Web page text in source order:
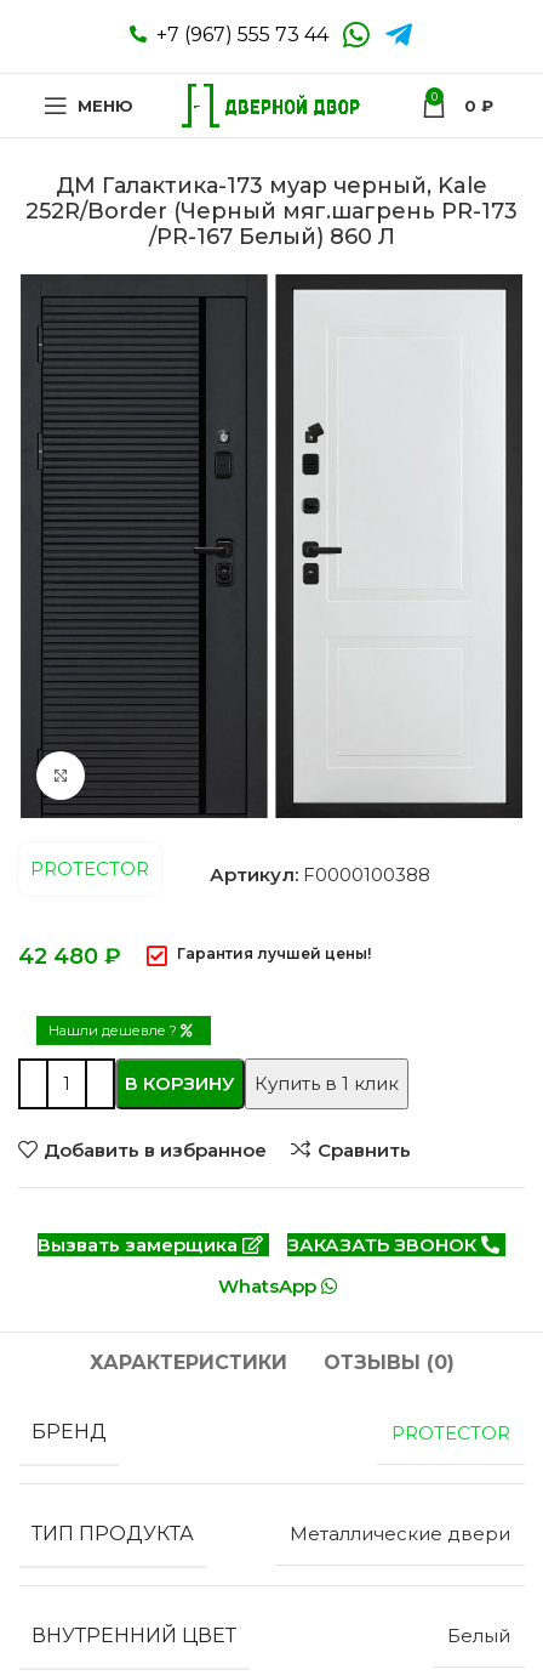
+7 (967) 555 73 44
МЕНЮ 0 0 ₽
ДМ Галактика-173 муар черный, Kale
252R/Border (Черный мяг.шагрень PR-173
/PR-167 Белый) 860 Л
Нажмите, чтобы увеличить
PROTECTOR Артикул: F0000100388
₽ Гарантия лучшей цены!
Нашли дешевле ?
В КОРЗИНУ Купить в 1 клик
Добавить в избранное Сравнить
Вызвать замерщика
ЗАКАЗАТЬ ЗВОНОК
WhatsApp
ХАРАКТЕРИСТИКИ ОТЗЫВЫ (0)
БРЕНД PROTECTOR
ТИП ПРОДУКТА Металлические двери
ВНУТРЕННИЙ ЦВЕТ Белый